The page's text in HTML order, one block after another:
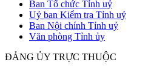
Ban Tổ chức Tỉnh uỷ
Uỷ ban Kiểm tra Tỉnh uỷ
Ban Nội chính Tỉnh uỷ
Văn phòng Tỉnh ủy
ĐẢNG ỦY TRỰC THUỘC